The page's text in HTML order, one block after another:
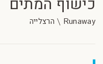
כישוף המתים
Runaway \ הרצלייה